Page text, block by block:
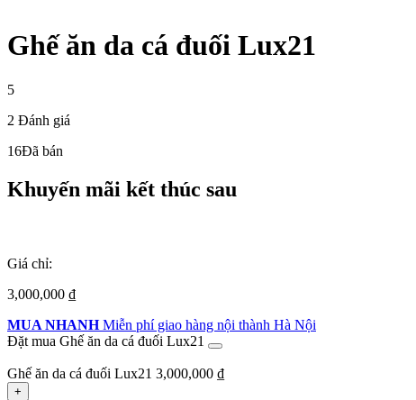
Ghế ăn da cá đuối Lux21
5
2 Đánh giá
16Đã bán
Khuyến mãi kết thúc sau
Giá chỉ:
3,000,000 ₫
MUA NHANH Miễn phí giao hàng nội thành Hà Nội
Đặt mua Ghế ăn da cá đuối Lux21
Ghế ăn da cá đuối Lux21 3,000,000 ₫
+